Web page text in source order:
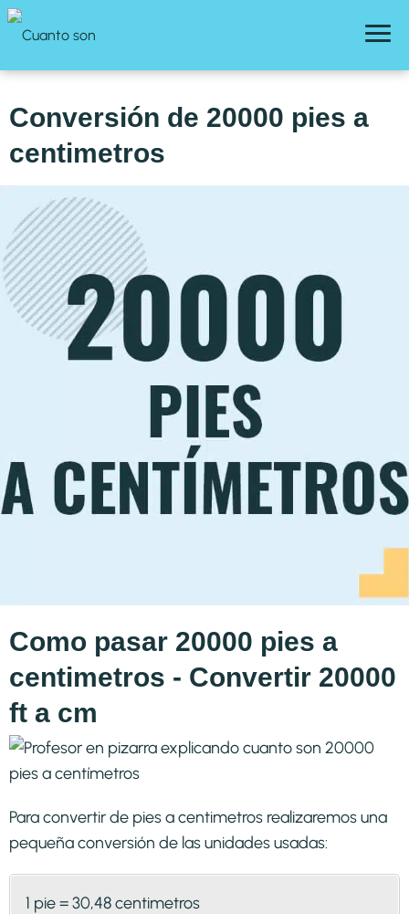
Conversión de 20000 pies a
centimetros
Como pasar 20000 pies a
centimetros - Convertir 20000
ft a cm
Para convertir de pies a centimetros realizaremos una
pequeña conversión de las unidades usadas:
1 pie = 30,48 centimetros